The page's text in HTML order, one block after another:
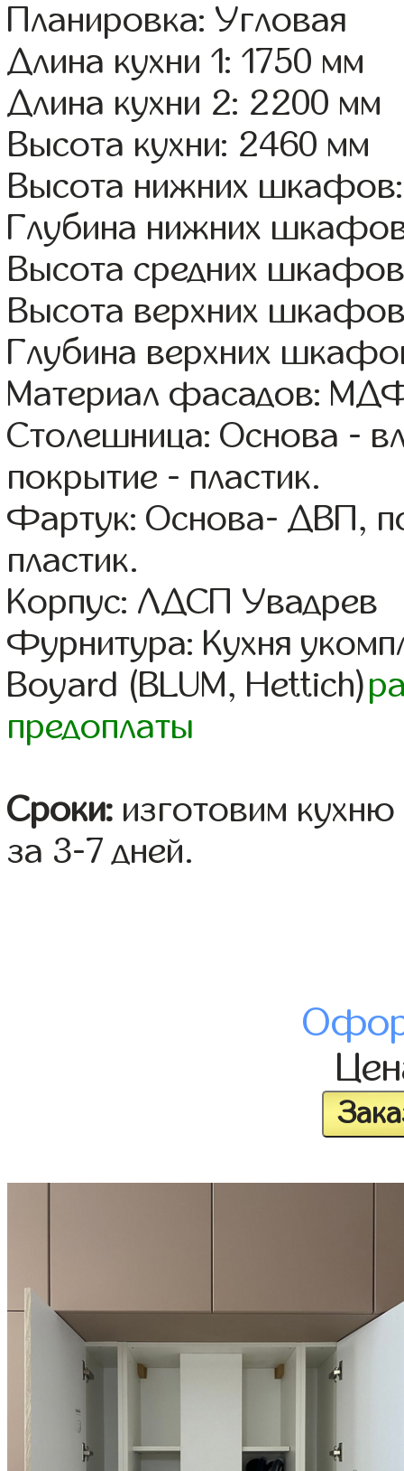
Планировка: Угловая
Длина кухни 1: 1750 мм
Длина кухни 2: 2200 мм
Высота кухни: 2460 мм
Высота нижних
Глубина нижних
Высота средних
Высота верхних
Глубина верхних
Материал фасадов:
Столешница: Основа -
покрытие - пластик.
Фартук: Основа- ДВП,
пластик.
Корпус: ЛДСП Увадрев
Фурнитура: Кухня
Boyard (BLUM, Hettich)
предоплаты
Сроки: изготовим
за 3-7 дней.